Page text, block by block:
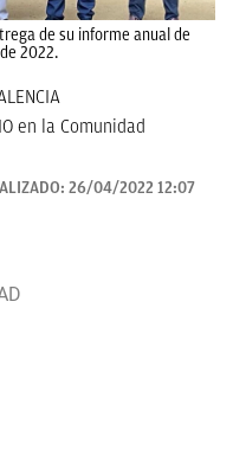
de su informe anual de
2022.
en la Comunidad
26/04/2022 12:07